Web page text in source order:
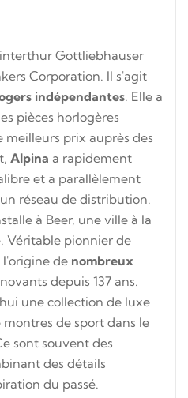
Gottliebhauser
Corporation. Il s'agit
indépendantes. Elle a
pièces horlogères
prix auprès des
Alpina a rapidement
et a parallèlement
réseau de distribution.
à Beer, une ville à la
Véritable pionnier de
l'origine de nombreux
depuis 137 ans.
une collection de luxe
de sport dans le
sont souvent des
des détails
du passé.